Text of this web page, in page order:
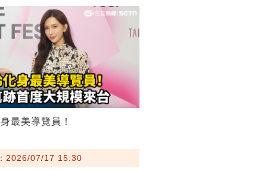
最美導覽員！
2026/07/17 15:30